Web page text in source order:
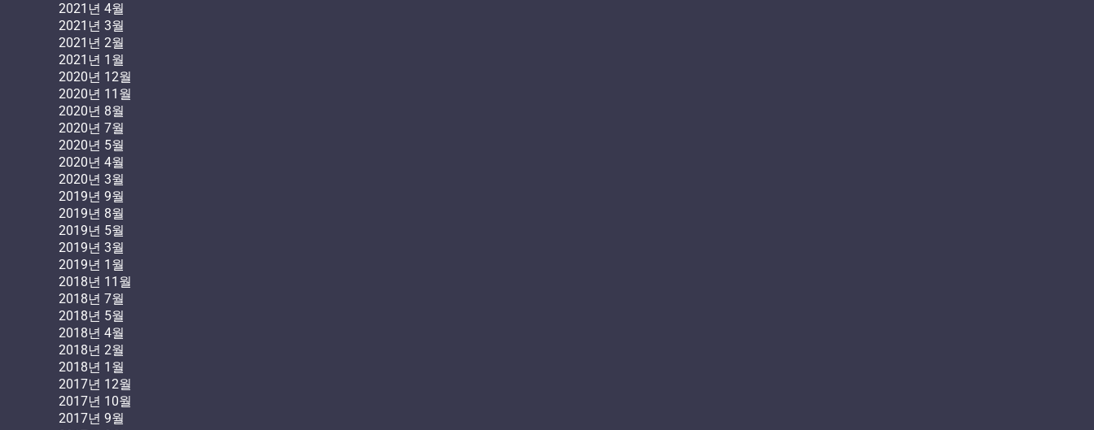
2021년 4월
2021년 3월
2021년 2월
2021년 1월
2020년 12월
2020년 11월
2020년 8월
2020년 7월
2020년 5월
2020년 4월
2020년 3월
2019년 9월
2019년 8월
2019년 5월
2019년 3월
2019년 1월
2018년 11월
2018년 7월
2018년 5월
2018년 4월
2018년 2월
2018년 1월
2017년 12월
2017년 10월
2017년 9월